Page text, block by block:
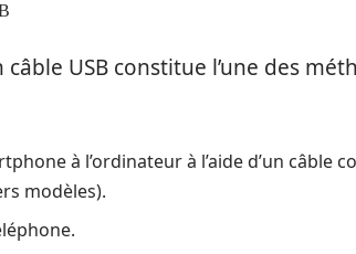
USB constitue l’une des
à l’ordinateur à l’aide d’un câble
modèles).